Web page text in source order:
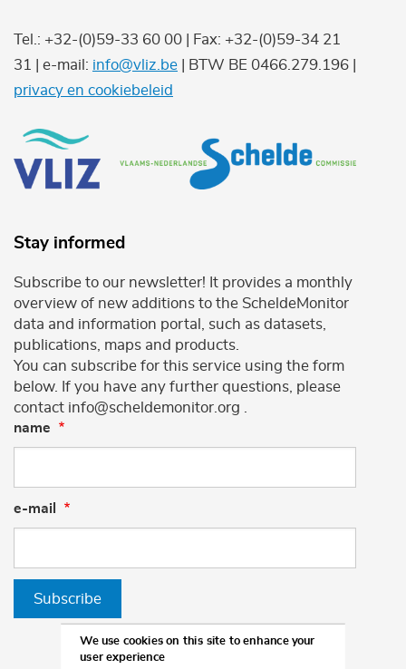
Tel.: +32-(0)59-33 60 00 | Fax: +32-(0)59-34 21
31 | e-mail: info@vliz.be | BTW BE 0466.279.196 |
privacy en cookiebeleid
Stay informed
Subscribe to our newsletter! It provides a monthly
overview of new additions to the ScheldeMonitor
data and information portal, such as datasets,
publications, maps and products.
You can subscribe for this service using the form
below. If you have any further questions, please
contact info@scheldemonitor.org .
name
e-mail
Subscribe
We use cookies on this site to enhance your
user experience